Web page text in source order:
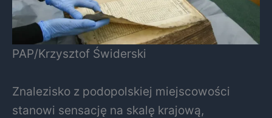
PAP/Krzysztof Świderski
Znalezisko z podopolskiej miejscowości
stanowi sensację na skalę krajową,